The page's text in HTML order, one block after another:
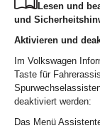
Lesen und
und
Aktivieren und
Im Volkswagen
Taste für
deaktiviert werden:
Das Menü